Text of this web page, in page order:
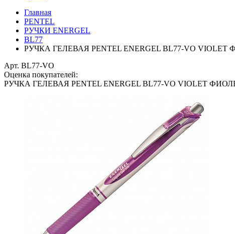
Главная
PENTEL
РУЧКИ ENERGEL
BL77
РУЧКА ГЕЛЕВАЯ PENTEL ENERGEL BL77-VO
Арт. BL77-VO
Оценка покупателей:
РУЧКА ГЕЛЕВАЯ PENTEL ENERGEL BL77-VO VIOLET